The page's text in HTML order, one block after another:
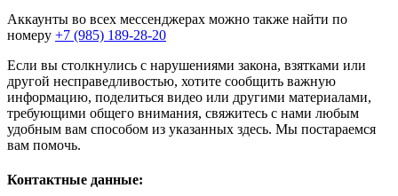
Аккаунты во всех мессенджерах можно также найти по
номеру +7 (985) 189-28-20
Если вы столкнулись с нарушениями закона, взятками или
другой несправедливостью, хотите сообщить важную
информацию, поделиться видео или другими материалами,
требующими общего внимания, свяжитесь с нами любым
удобным вам способом из указанных здесь. Мы постараемся
вам помочь.
Контактные данные: